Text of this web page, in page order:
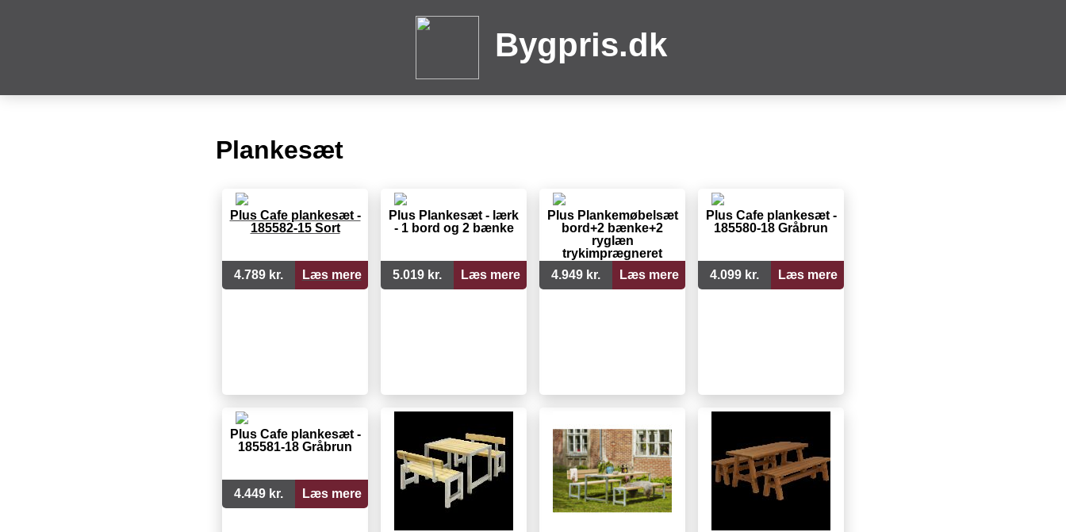
Bygpris.dk
Plankesæt
Plus Cafe plankesæt -
185582-15 Sort
4.789 kr. Læs mere
Plus Plankesæt - lærk
- 1 bord og 2 bænke
5.019 kr. Læs mere
Plus Plankemøbelsæt
bord+2 bænke+2
ryglæn
trykimprægneret
4.949 kr. Læs mere
Plus Cafe plankesæt -
185580-18 Gråbrun
4.099 kr. Læs mere
Plus Cafe plankesæt -
185581-18 Gråbrun
4.449 kr. Læs mere